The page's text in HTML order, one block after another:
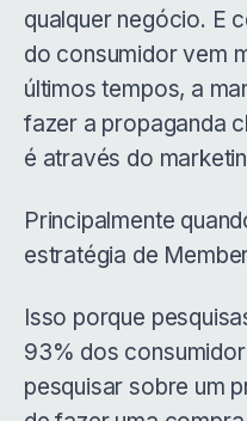
qualquer negócio. E
do consumidor vem
últimos tempos, a
fazer a propaganda
é através do
Principalmente
estratégia de
Isso porque
93% dos
pesquisar sobre um